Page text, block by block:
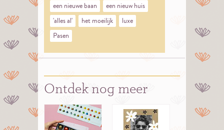
een nieuwe baan
een nieuw huis
'alles al'
het moeilijk
luxe
Pasen
Ontdek nog meer